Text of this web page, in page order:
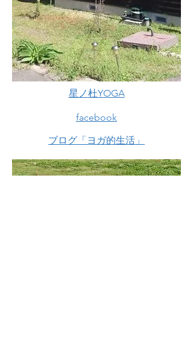
星ノ杜YOGA
facebook
ブログ「ヨガ的生活」